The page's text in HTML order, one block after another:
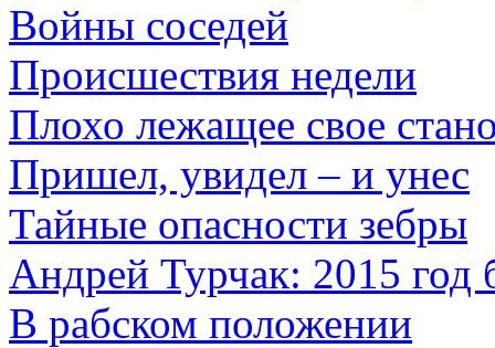
Войны соседей
Происшествия недели
Плохо лежащее свое
Пришел, увидел – и унес
Тайные опасности зебры
Андрей Турчак: 2015 год
В рабском положении